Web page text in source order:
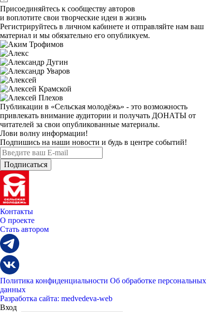
Присоединяйтесь к сообществу авторов
и воплотите свои творческие идеи в жизнь
Регистрируйтесь в личном кабинете и отправляйте нам ваш
материал и мы обязательно его опубликуем.
Публикации в «Сельская молодёжь» - это возможность
привлекать внимание аудитории и получать ДОНАТЫ от
читателей за свои опубликованные материалы.
Лови волну информации!
Подпишись на наши новости и будь в центре событий!
Контакты
О проекте
Стать автором
Политика конфиденциальности Об обработке персональных
данных
Разработка сайта: medvedeva-web
Вход